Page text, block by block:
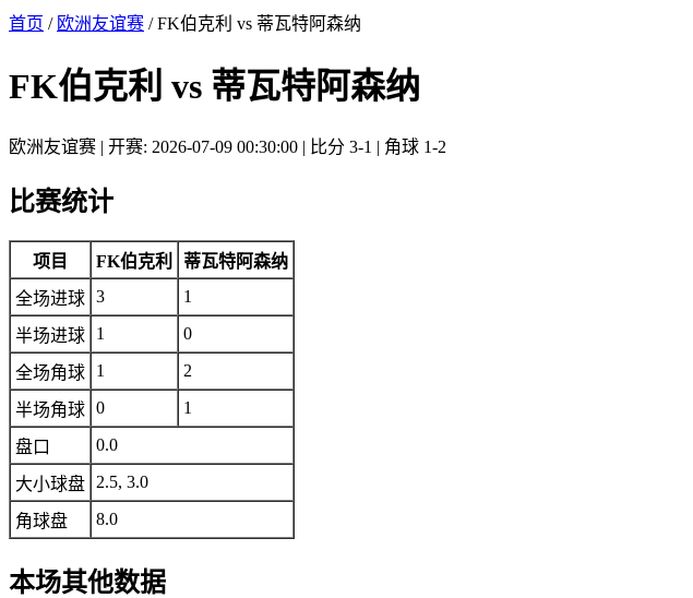
首页 / 欧洲友谊赛 / FK伯克利 vs 蒂瓦特阿森纳
FK伯克利 vs 蒂瓦特阿森纳
欧洲友谊赛 | 开赛: 2026-07-09 00:30:00 | 比分 3-1 | 角球 1-2
比赛统计
项目 FK伯克利
蒂瓦特阿森纳
全场进球 3 1
半场进球 1 0
全场角球 1 2
半场角球 0 1
盘口 0.0
大小球盘 2.5, 3.0
角球盘 8.0
本场其他数据